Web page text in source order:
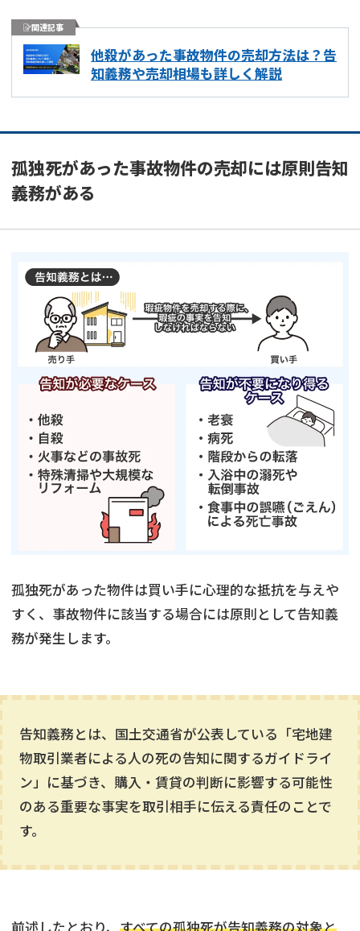
関連記事
他殺があった事故物件の売却方法は？告
知義務や売却相場も詳しく解説
孤独死があった事故物件の売却には原則告知
義務がある
孤独死があった物件は買い手に心理的な抵抗を与えや
すく、事故物件に該当する場合には原則として告知義
務が発生します。
告知義務とは、国土交通省が公表している「宅地建
物取引業者による人の死の告知に関するガイドライ
ン」に基づき、購入・賃貸の判断に影響する可能性
のある重要な事実を取引相手に伝える責任のことで
す。
前述したとおり、 すべての孤独死が告知義務の対象と